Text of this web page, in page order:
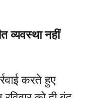
व्यवस्था नहीं
करते हुए